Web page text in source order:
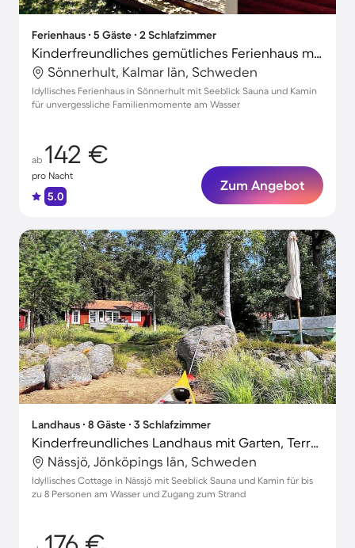
Ferienhaus ∙ 5 Gäste ∙ 2 Schlafzimmer
Kinderfreundliches gemütliches Ferienhaus mit Sauna, Garten und Terrasse | Seeblick | Hunde erlaubt
Sönnerhult, Kalmar län, Schweden
Idyllisches Ferienhaus in Sönnerhult mit Seeblick Sauna und Kamin
für unvergessliche Familienmomente am Wasser
ab 142 €
pro Nacht
5.0
Zum Angebot
Landhaus ∙ 8 Gäste ∙ 3 Schlafzimmer
Kinderfreundliches Landhaus mit Garten, Terrasse und Grill | Seeblick | Ideal für Homeoffice
Nässjö, Jönköpings län, Schweden
Idyllisches Cottage in Nässjö mit Seeblick Sauna und Kamin für bis
zu 8 Personen am Wasser und Zugang zum Strand